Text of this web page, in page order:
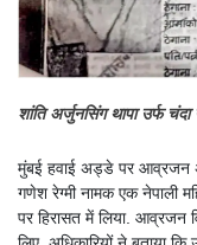
शांति अर्जुनसिंग थापा उर्फ
मुंबई हवाई अड्डे पर आव्रजन
गणेश रेग्मी नामक एक नेपाली
पर हिरासत में लिया. आव्रजन